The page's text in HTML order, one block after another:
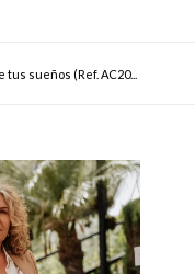
sueños (Ref. AC20...